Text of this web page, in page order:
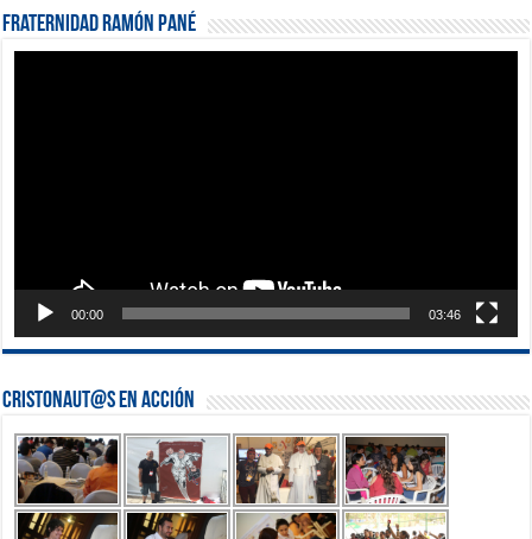
Fraternidad Ramón Pané
00:00 03:46
Cristonaut@s en Acción